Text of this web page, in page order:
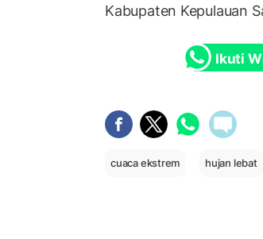
Kabupaten Kepulauan
Ikuti
cuaca ekstrem hujan lebat